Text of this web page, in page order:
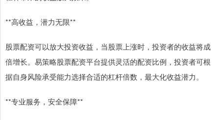
**高收益，潜力无限**
股票配资可以放大投资收益，当股票上涨时，投资者的收益将成
倍增长。易策略股票配资平台提供灵活的配资比例，投资者可根
据自身风险承受能力选择合适的杠杆倍数，最大化收益潜力。
**专业服务，安全保障**